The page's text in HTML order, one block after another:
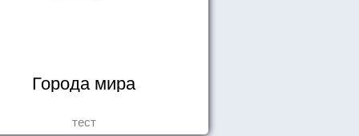
Города мира
тест